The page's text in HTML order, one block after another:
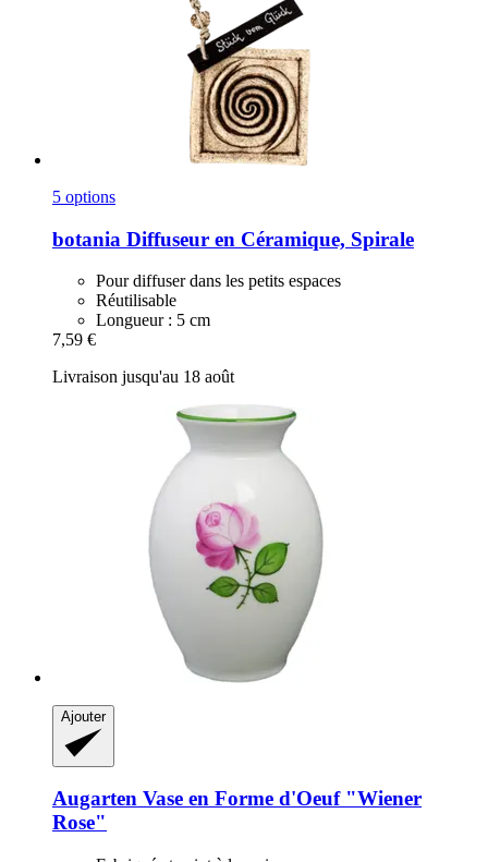
5 options
botania Diffuseur en Céramique, Spirale
Pour diffuser dans les petits espaces
Réutilisable
Longueur : 5 cm
7,59 €
Livraison jusqu'au 18 août
Ajouter
Augarten Vase en Forme d'Oeuf "Wiener
Rose"